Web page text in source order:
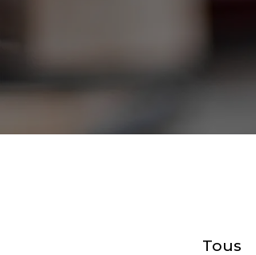
Tous